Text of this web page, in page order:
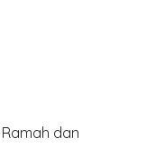
Ramah dan